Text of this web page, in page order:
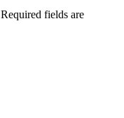
Required fields are